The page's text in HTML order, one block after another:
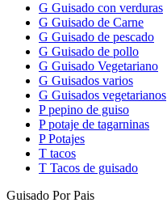
G Guisado con verduras
G Guisado de Carne
G Guisado de pescado
G Guisado de pollo
G Guisado Vegetariano
G Guisados varios
G Guisados vegetarianos
P pepino de guiso
P potaje de tagarninas
P Potajes
T tacos
T Tacos de guisado
Guisado Por Pais